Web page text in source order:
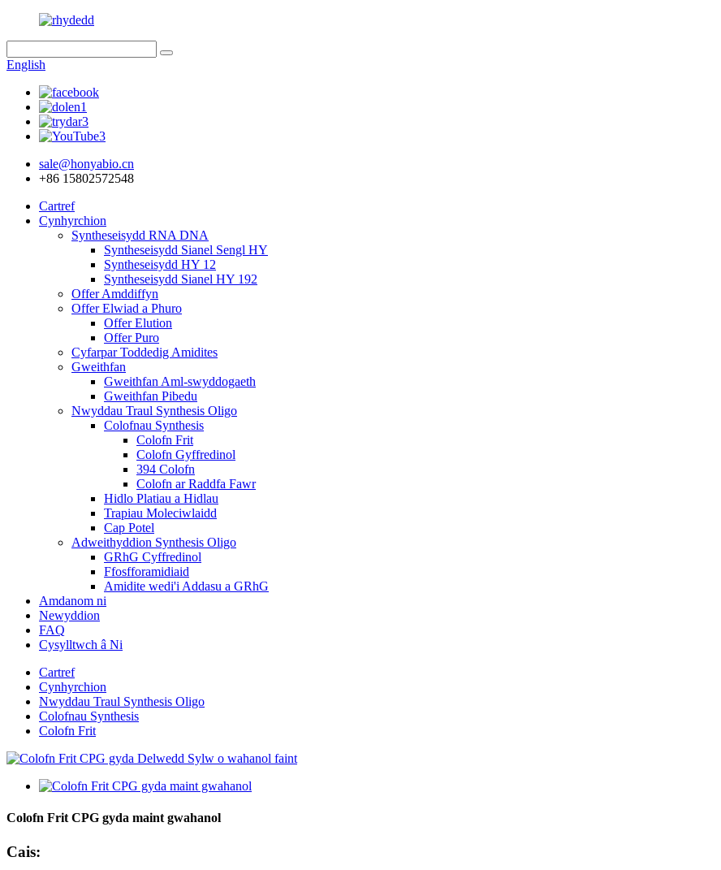
English
sale@honyabio.cn
+86 15802572548
Cartref
Cynhyrchion
Syntheseisydd RNA DNA
Syntheseisydd Sianel Sengl HY
Syntheseisydd HY 12
Syntheseisydd Sianel HY 192
Offer Amddiffyn
Offer Elwiad a Phuro
Offer Elution
Offer Puro
Cyfarpar Toddedig Amidites
Gweithfan
Gweithfan Aml-swyddogaeth
Gweithfan Pibedu
Nwyddau Traul Synthesis Oligo
Colofnau Synthesis
Colofn Frit
Colofn Gyffredinol
394 Colofn
Colofn ar Raddfa Fawr
Hidlo Platiau a Hidlau
Trapiau Moleciwlaidd
Cap Potel
Adweithyddion Synthesis Oligo
GRhG Cyffredinol
Ffosfforamidiaid
Amidite wedi'i Addasu a GRhG
Amdanom ni
Newyddion
FAQ
Cysylltwch â Ni
Cartref
Cynhyrchion
Nwyddau Traul Synthesis Oligo
Colofnau Synthesis
Colofn Frit
Colofn Frit CPG gyda maint gwahanol
Cais: